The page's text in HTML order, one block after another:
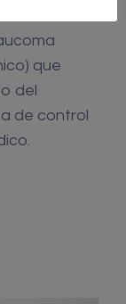
que
del
de control